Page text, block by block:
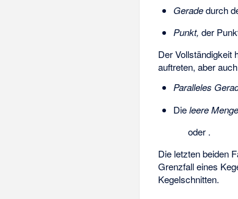
Geradedurch
Punkt, der
Der Vollständigkeit
auftreten, aber
Paralleles
Dieleere
oder .
Die letzten beiden
Grenzfall eines
Kegelschnitten.